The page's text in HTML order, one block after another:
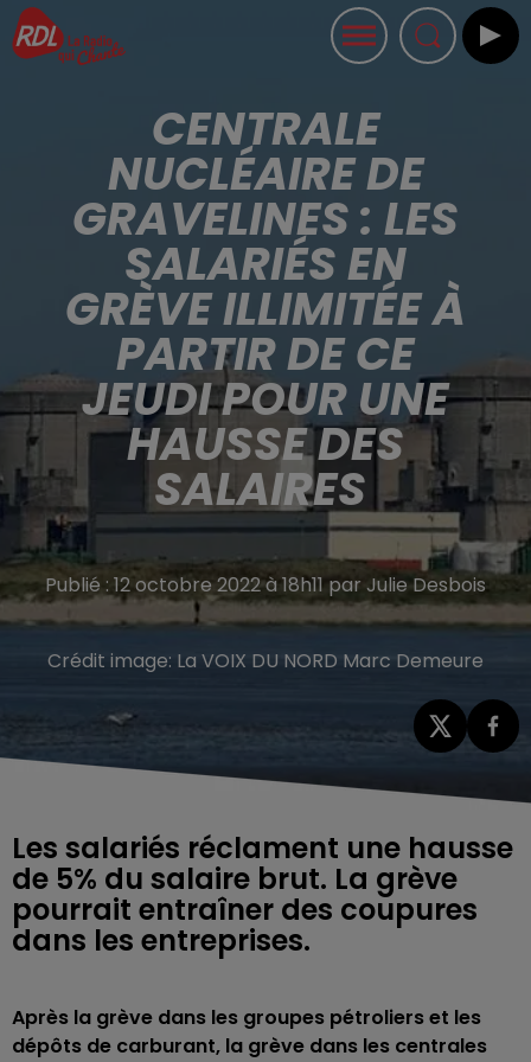
CENTRALE
NUCLÉAIRE DE
GRAVELINES : LES
SALARIÉS EN
GRÈVE ILLIMITÉE À
PARTIR DE CE
JEUDI POUR UNE
HAUSSE DES
SALAIRES
Publié : 12 octobre 2022 à 18h11 par Julie Desbois
Crédit image: La VOIX DU NORD Marc Demeure
Les salariés réclament une hausse
de 5% du salaire brut. La grève
pourrait entraîner des coupures
dans les entreprises.
Après la grève dans les groupes pétroliers et les
dépôts de carburant, la grève dans les centrales